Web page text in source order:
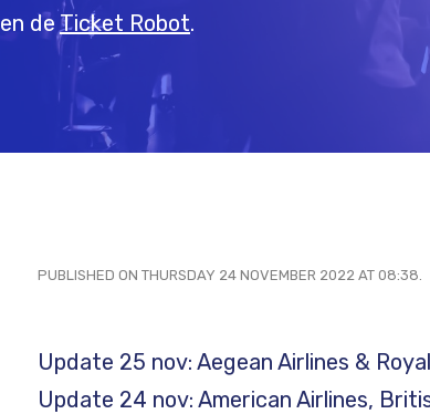
en de Ticket Robot.
PUBLISHED ON THURSDAY 24 NOVEMBER 2022 AT 08:38.
Update 25 nov: Aegean Airlines &
Update 24 nov: American Airlines,